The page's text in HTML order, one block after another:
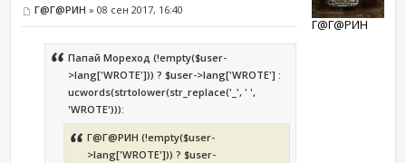
Г@Г@РИН » 08 сен 2017, 16:40
Папай Мореход (!empty($user-
>lang['WROTE'])) ? $user->lang['WROTE'] :
ucwords(strtolower(str_replace('_', ' ',
'WROTE'))):
Г@Г@РИН (!empty($user-
>lang['WROTE'])) ? $user-
Г@Г@РИН